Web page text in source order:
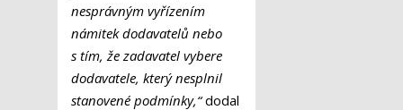
nesprávným vyřízením
námitek dodavatelů nebo
s tím, že zadavatel vybere
dodavatele, který nesplnil
stanovené podmínky,“dodal